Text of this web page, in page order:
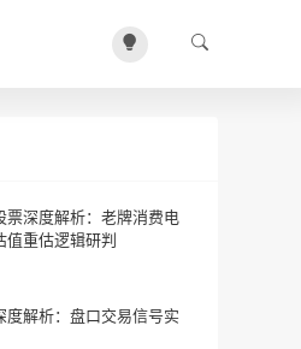
票深度解析：老牌消费电
值重估逻辑研判
度解析：盘口交易信号实